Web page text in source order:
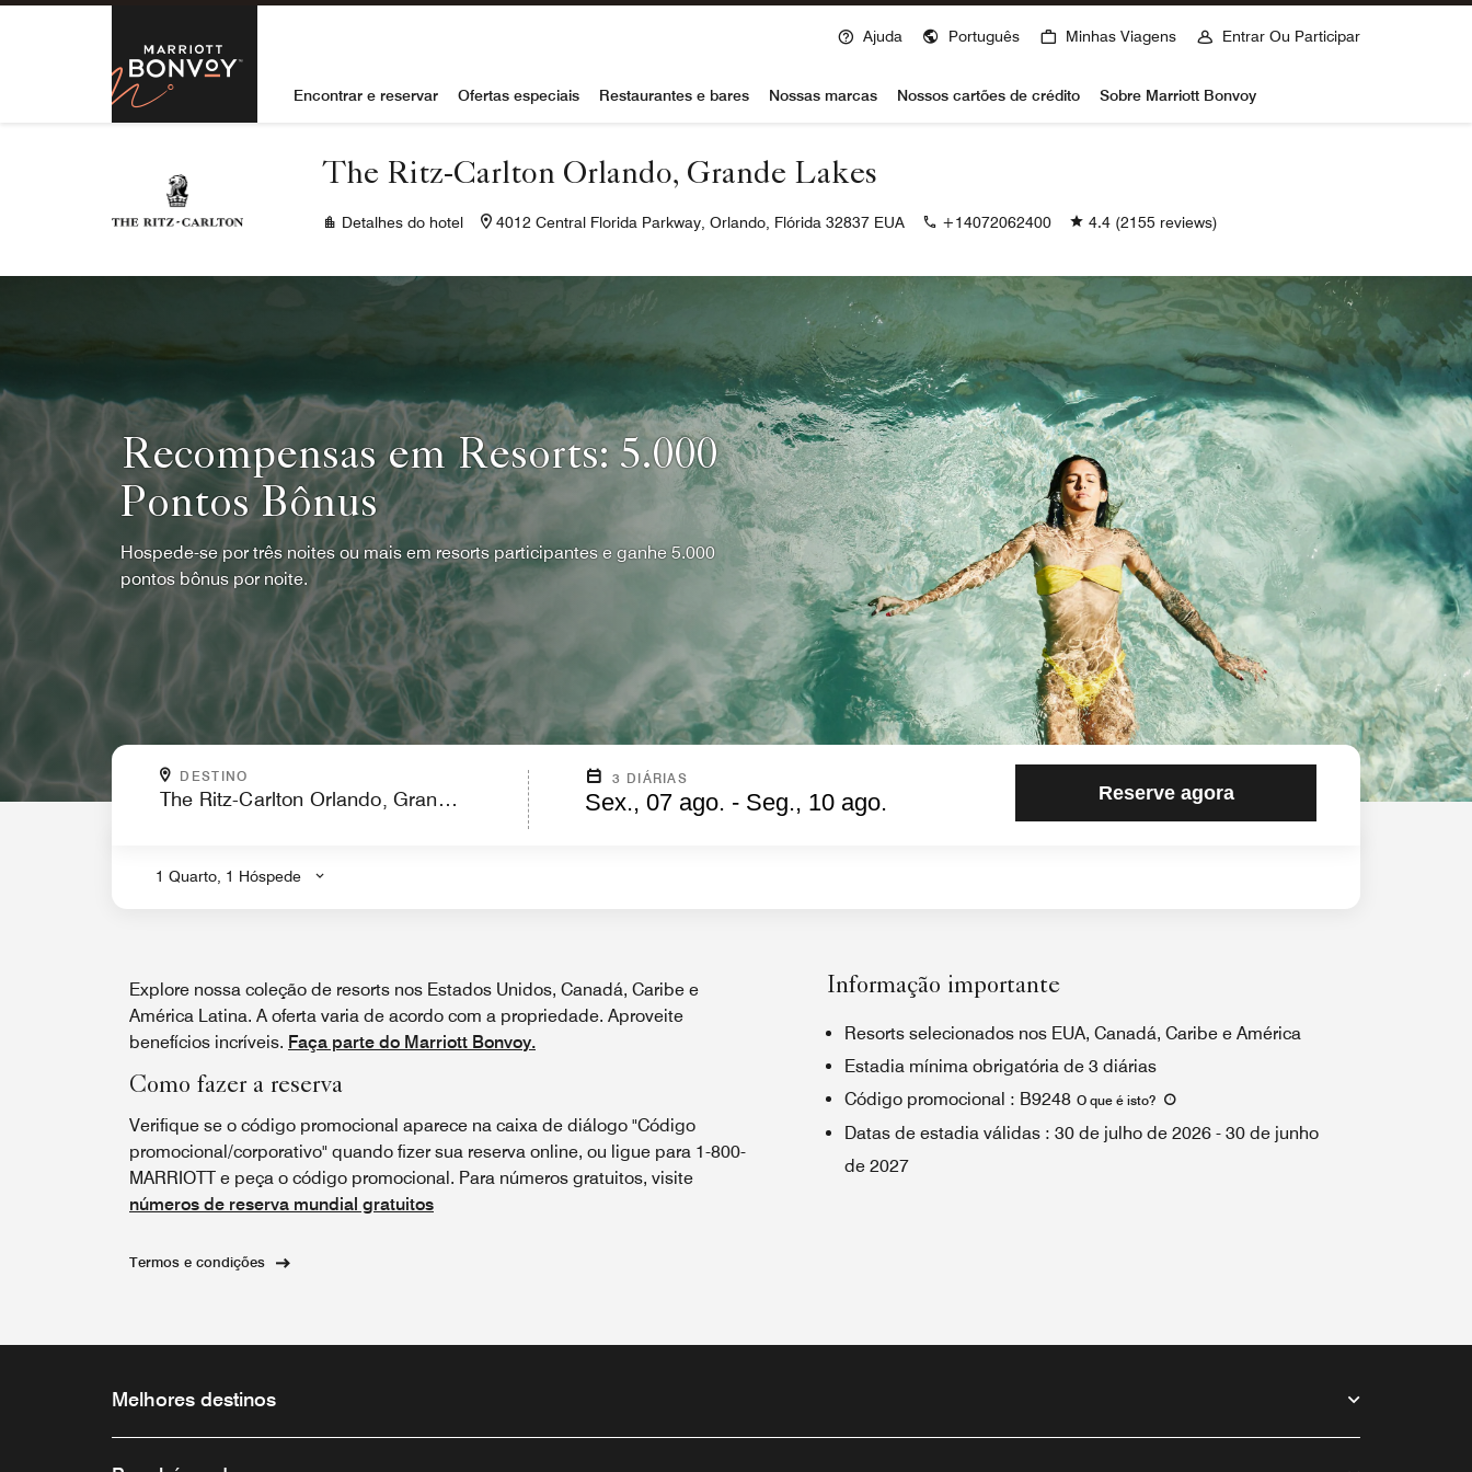
Skip to Content
Marriott Bonvoy
Ajuda Português Minhas Viagens Entrar Ou Participar
Encontrar e reservar Ofertas especiais Restaurantes e bares Nossas marcas Nossos cartões de crédito Sobre Marriott Bonvoy
The Ritz-Carlton Orlando, Grande Lakes
Detalhes do hotel 4012 Central Florida Parkway, Orlando, Flórida 32837 EUA +14072062400 4.4 (2155 reviews)
Recompensas em Resorts: 5.000
Pontos Bônus
Hospede-se por três noites ou mais em resorts participantes e ganhe 5.000
pontos bônus por noite.
DESTINO
.
3 DIÁRIAS
Sex., 07 ago. - Seg., 10 ago.
1 Quarto, 1 Hóspede
Reserve agora
Explore nossa coleção de resorts nos Estados Unidos, Canadá, Caribe e
América Latina. A oferta varia de acordo com a propriedade. Aproveite
benefícios incríveis. Faça parte do Marriott Bonvoy.
Como fazer a reserva
Verifique se o código promocional aparece na caixa de diálogo "Código
promocional/corporativo" quando fizer sua reserva online, ou ligue para 1-800-
MARRIOTT e peça o código promocional. Para números gratuitos, visite
números de reserva mundial gratuitos
Termos e condições
Informação importante
Resorts selecionados nos EUA, Canadá, Caribe e América
Estadia mínima obrigatória de 3 diárias
Código promocional : B9248 O que é isto?
Datas de estadia válidas : 30 de julho de 2026 - 30 de junho
de 2027
Melhores destinos